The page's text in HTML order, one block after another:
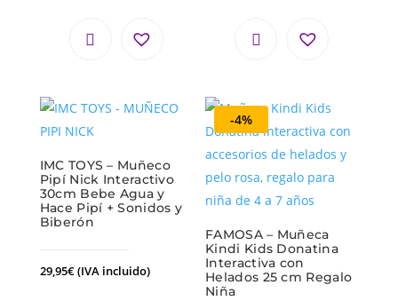
IMC TOYS – Muñeco
Pipí Nick Interactivo
30cm Bebe Agua y
Hace Pipí + Sonidos y
Biberón
29,95€(IVA incluido)
-4%
FAMOSA – Muñeca
Kindi Kids Donatina
Interactiva con
Helados 25 cm Regalo
Niña